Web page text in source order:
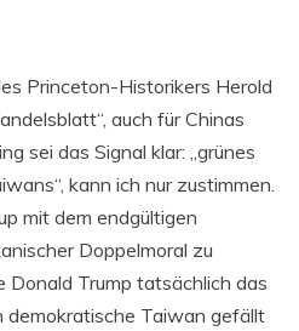
Princeton-Historikers Herold
auch für Chinas
sei das Signal klar: „grünes
kann ich nur zustimmen.
mit dem endgültigen
Doppelmoral zu
Donald Trump tatsächlich das
demokratische Taiwan gefällt